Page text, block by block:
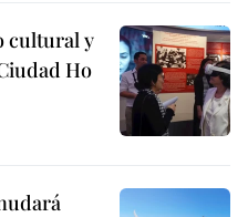
cultural y
Ho